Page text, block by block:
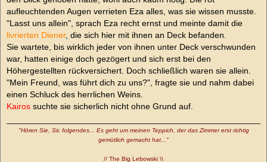
aufleuchtenden Augen verrieten Eza alles, was sie wissen musste.
"Lasst uns allein", sprach Eza recht ernst und meinte damit die
livrierten Diener, die sich hier mit ihnen an Deck befanden.
Sie wartete, bis wirklich jeder von ihnen unter Deck verschwunden
war, hatten einige doch gezögert und sich erst bei den
Höhergestellten rückversichert. Doch schließlich waren sie allein.
"Mein Freund, was führt dich zu uns?", fragte sie und nahm dabei
einen Schluck des herrlichen Weins.
Kairos suchte sie sicherlich nicht ohne Grund auf.
"Hören Sie, Sir, folgendes... Es geht um meinen Teppich, der das Zimmer erst richtig
gemütlich gemacht hat..."
// The Big Lebowski \\